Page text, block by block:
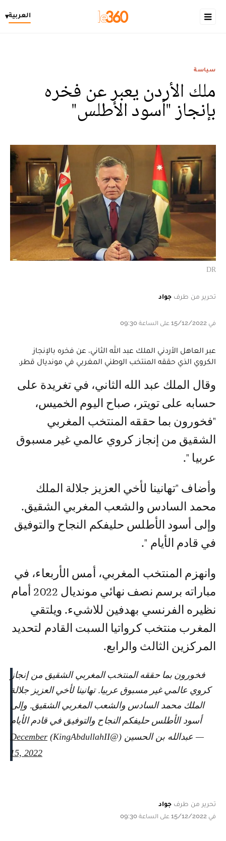
العربية▾
سياسة
ملك الأردن يعبر عن فخره
بإنجاز "أسود الأطلس"
DR
تحرير من طرف جواد
في 15/12/2022 على الساعة 09:30
عبر العاهل الأردني الملك عبد الله الثاني، عن فخره بالإنجاز
الكروي الذي حققه المنتخب الوطني المغربي في مونديال قطر.
وقال الملك عبد الله الثاني، في تغريدة على
حسابه على تويتر، صباح اليوم الخميس،
"فخورون بما حققه المنتخب المغربي
الشقيق من إنجاز كروي عالمي غير مسبوق
عربيا ".
وأضاف "تهانينا لأخي العزيز جلالة الملك
محمد السادس والشعب المغربي الشقيق.
وإلى أسود الأطلس حليفكم النجاح والتوفيق
في قادم الأيام ".
وانهزم المنتخب المغربي، أمس الأربعاء، في
مباراته برسم نصف نهائي مونديال 2022 أمام
نظيره الفرنسي بهدفين للاشيء. ويلتقي
المغرب منتخب كرواتيا السبت القادم لتحديد
المركزين الثالث والرابع.
فخورون بما حققه المنتخب المغربي الشقيق من إنجاز
كروي عالمي غير مسبوق عربيا. تهانينا لأخي العزيز جلالة
الملك محمد السادس والشعب المغربي الشقيق. وإلى
أسود الأطلس حليفكم النجاح والتوفيق في قادم الأيام
— عبدالله بن الحسين (@KingAbdullahII)
December
15, 2022
تحرير من طرف جواد
في 15/12/2022 على الساعة 09:30